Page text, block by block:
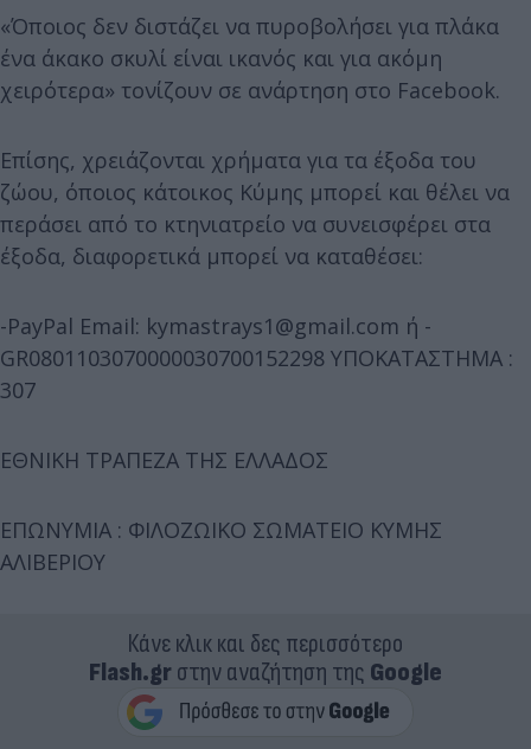
«Όποιος δεν διστάζει να πυροβολήσει για πλάκα
ένα άκακο σκυλί είναι ικανός και για ακόμη
χειρότερα» τονίζουν σε ανάρτηση στο Facebook.
Επίσης, χρειάζονται χρήματα για τα έξοδα του
ζώου, όποιος κάτοικος Κύμης μπορεί και θέλει να
περάσει από το κτηνιατρείο να συνεισφέρει στα
έξοδα, διαφορετικά μπορεί να καταθέσει:
-PayPal Email: kymastrays1@gmail.com ή -
GR0801103070000030700152298 ΥΠΟΚΑΤΑΣΤΗΜΑ :
307
ΕΘΝΙΚΗ ΤΡΑΠΕΖΑ ΤΗΣ ΕΛΛΑΔΟΣ
ΕΠΩΝΥΜΙΑ : ΦΙΛΟΖΩΙΚΟ ΣΩΜΑΤΕΙΟ ΚΥΜΗΣ
ΑΛΙΒΕΡΙΟΥ
Κάνε κλικ και δες περισσότερο
Flash.grστην αναζήτηση της Google